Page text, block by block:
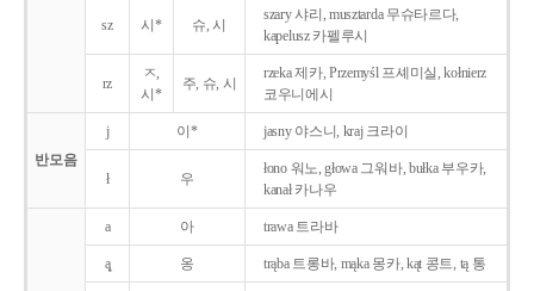
sz 시* 슈, 시
szary 샤리, musztarda 무슈타르다,
kapelusz 카펠루시
rz
ㅈ,
시*
주, 슈, 시
rzeka 제카, Przemyśl 프셰미실, kołnierz
코우니에시
반모음
j 이* jasny 야스니, kraj 크라이
ł 우
łono 워노, głowa 그워바, bułka 부우카,
kanał 카나우
a 아 trawa 트라바
ą̨ 옹 trąba 트롱바, mąka 몽카, kąt 콩트, tą 통